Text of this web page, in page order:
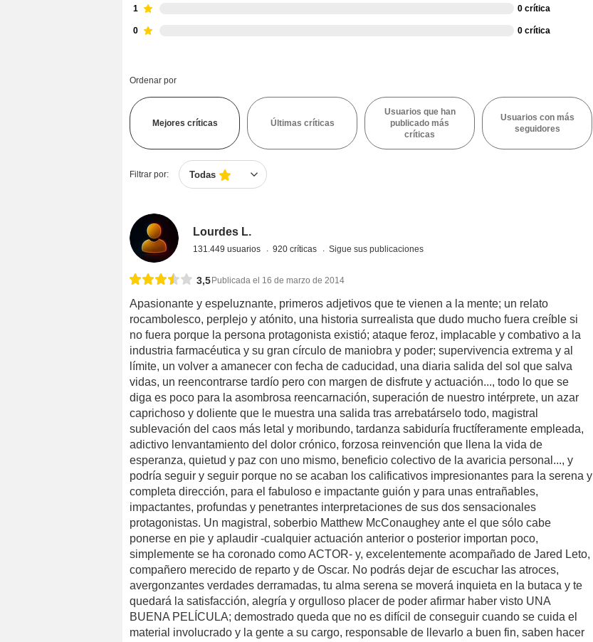
1 0 crítica
0 0 crítica
Ordenar por
Mejores críticas Últimas críticas
Usuarios que han
publicado más
críticas
Usuarios con más
seguidores
Filtrar por: Todas
Lourdes L.
131.449 usuarios 920 críticas Sigue sus publicaciones
3,5 Publicada el 16 de marzo de 2014
Apasionante y espeluznante, primeros adjetivos que te vienen a la mente; un relato
rocambolesco, perplejo y atónito, una historia surrealista que dudo mucho fuera creíble si
no fuera porque la persona protagonista existió; ataque feroz, implacable y combativo a la
industria farmacéutica y su gran círculo de maniobra y poder; supervivencia extrema y al
límite, un volver a amanecer con fecha de caducidad, una diaria salida del sol que salva
vidas, un reencontrarse tardío pero con margen de disfrute y actuación..., todo lo que se
diga es poco para la asombrosa reencarnación, superación de nuestro intérprete, un azar
caprichoso y doliente que le muestra una salida tras arrebatárselo todo, magistral
sublevación del caos más letal y moribundo, tardanza sabiduría fructíferamente empleada,
adictivo lenvantamiento del dolor crónico, forzosa reinvención que llena la vida de
esperanza, quietud y paz con uno mismo, beneficio colectivo de la avaricia personal..., y
podría seguir y seguir porque no se acaban los calificativos impresionantes para la serena y
completa dirección, para el fabuloso e impactante guión y para unas entrañables,
impactantes, profundas y penetrantes interpretaciones de sus dos sensacionales
protagonistas. Un magistral, soberbio Matthew McConaughey ante el que sólo cabe
ponerse en pie y aplaudir -cualquier actuación anterior o posterior importan poco,
simplemente se ha coronado como ACTOR- y, excelentemente acompañado de Jared Leto,
compañero merecido de reparto y de Oscar. No podrás dejar de escuchar las atroces,
avergonzantes verdades derramadas, tu alma serena se moverá inquieta en la butaca y te
quedará la satisfacción, alegría y orgulloso placer de poder afirmar haber visto UNA
BUENA PELÍCULA; demostrado queda que no es difícil de conseguir cuando se cuida el
material involucrado y la gente a su cargo, responsable de llevarlo a buen fin, saben hacer